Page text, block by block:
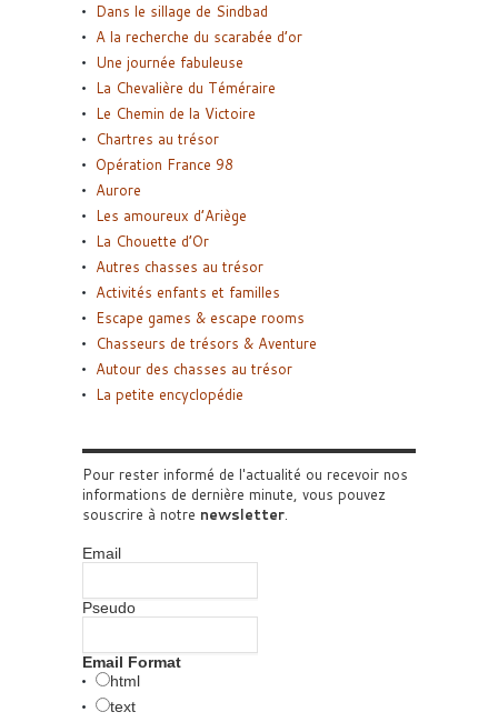
Dans le sillage de Sindbad
A la recherche du scarabée d’or
Une journée fabuleuse
La Chevalière du Téméraire
Le Chemin de la Victoire
Chartres au trésor
Opération France 98
Aurore
Les amoureux d’Ariège
La Chouette d’Or
Autres chasses au trésor
Activités enfants et familles
Escape games & escape rooms
Chasseurs de trésors & Aventure
Autour des chasses au trésor
La petite encyclopédie
Pour rester informé de l'actualité ou recevoir nos
informations de dernière minute, vous pouvez
souscrire à notre newsletter.
Email
Pseudo
Email Format
html
text